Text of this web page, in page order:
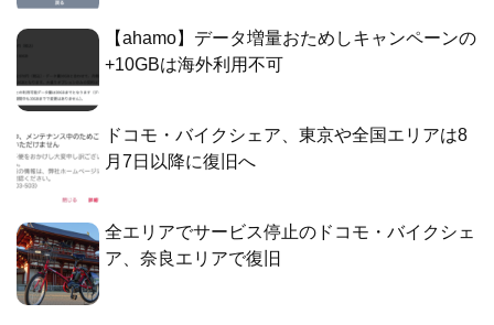
【ahamo】データ増量おためしキャンペーンの
+10GBは海外利用不可
ドコモ・バイクシェア、東京や全国エリアは8
月7日以降に復旧へ
全エリアでサービス停止のドコモ・バイクシェ
ア、奈良エリアで復旧